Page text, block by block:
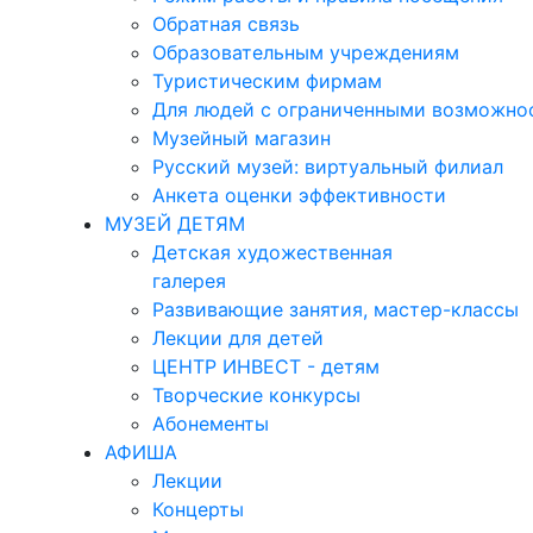
Обратная связь
Образовательным учреждениям
Туристическим фирмам
Для людей с ограниченными
Музейный магазин
Русский музей: виртуальный филиал
Анкета оценки эффективности
МУЗЕЙ ДЕТЯМ
Детская художественная
галерея
Развивающие занятия, мастер-классы
Лекции для детей
ЦЕНТР ИНВЕСТ - детям
Творческие конкурсы
Абонементы
АФИША
Лекции
Концерты